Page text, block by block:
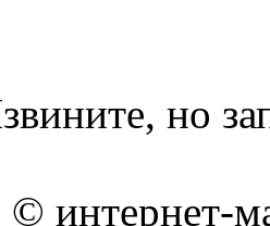
но
интернет-